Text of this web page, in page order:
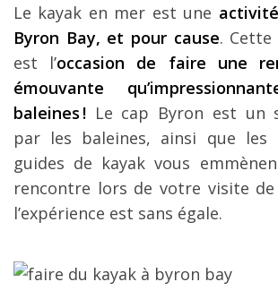
Le kayak en mer est une
Byron Bay, et pour cause.
est l’occasion de faire une
émouvante
baleines ! Le cap Byron est un
par les baleines, ainsi que les
guides de kayak vous
rencontre lors de votre visite de
l’expérience est sans égale.